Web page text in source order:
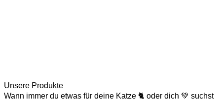
Unsere Produkte
Wann immer du etwas für deine Katze 🐈 oder dich 💚 suchst